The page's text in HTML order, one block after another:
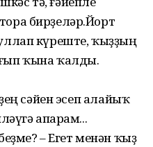
бирҙеләр.Йорт
күреште, ҡыҙҙың
ҡына ҡалды.
сәйен эсеп алайыҡ
апарам...
– Егет менән ҡыҙ